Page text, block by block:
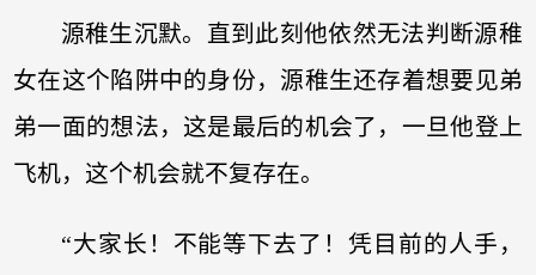
源稚生沉默。直到此刻他依然无法判断源稚
女在这个陷阱中的身份，源稚生还存着想要见弟
弟一面的想法，这是最后的机会了，一旦他登上
飞机，这个机会就不复存在。
“大家长！不能等下去了！凭目前的人手，